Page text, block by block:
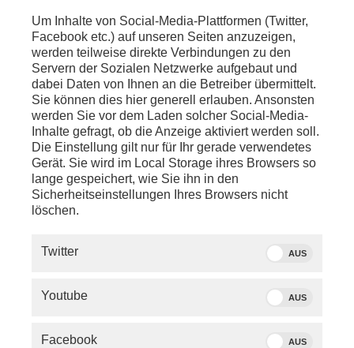
SERVICE
Um Inhalte von Social-Media-Plattformen (Twitter,
Facebook etc.) auf unseren Seiten anzuzeigen,
werden teilweise direkte Verbindungen zu den
Servern der Sozialen Netzwerke aufgebaut und
dabei Daten von Ihnen an die Betreiber übermittelt.
Sie können dies hier generell erlauben. Ansonsten
werden Sie vor dem Laden solcher Social-Media-
Inhalte gefragt, ob die Anzeige aktiviert werden soll.
Die Einstellung gilt nur für Ihr gerade verwendetes
Gerät. Sie wird im Local Storage ihres Browsers so
lange gespeichert, wie Sie ihn in den
Sicherheitseinstellungen Ihres Browsers nicht
löschen.
Twitter AUS
Youtube AUS
Facebook AUS